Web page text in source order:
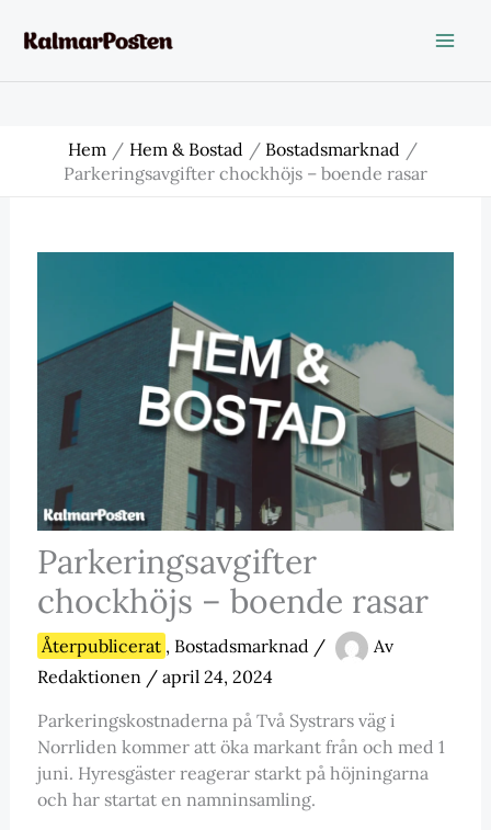
Hem Hem & Bostad
Bostadsmarknad
Parkeringsavgifter chockhöjs – boende rasar
Parkeringsavgifter
chockhöjs – boende rasar
Återpublicerat , Bostadsmarknad /
Av
Redaktionen / april 24, 2024
Parkeringskostnaderna på Två Systrars väg i
Norrliden kommer att öka markant från och med 1
juni. Hyresgäster reagerar starkt på höjningarna
och har startat en namninsamling.